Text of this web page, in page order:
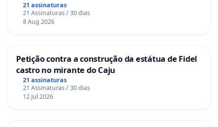
21 assinaturas
21 Assinaturas / 30 dias
8 Aug 2026
Petição contra a construção da estátua de Fidel
castro no mirante do Caju
21 assinaturas
21 Assinaturas / 30 dias
12 Jul 2026